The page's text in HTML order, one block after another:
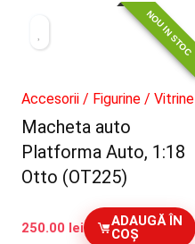
NOU IN STOC
Accesorii / Figurine / Vitrine
Macheta auto
Platforma Auto, 1:18
Otto (OT225)
250.00 lei
ADAUGĂ ÎN
COȘ